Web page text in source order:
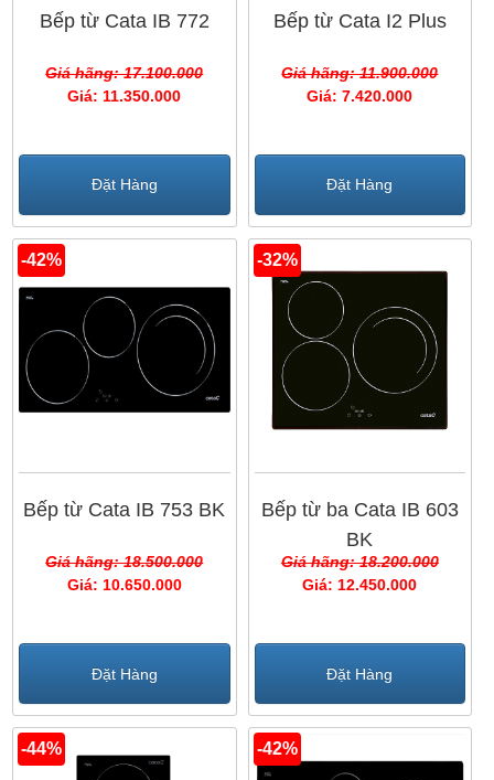
hoặc bếp đảo. Quý khách có thể tham khảo một số
Cata IB 753 BK,….
Bếp từ Cata IB 772
Giá hãng: 17.100.000
Giá: 11.350.000
Đặt Hàng
Bếp từ Cata I2 Plus
Giá hãng: 11.900.000
Giá: 7.420.000
Đặt Hàng
-42%
Bếp từ Cata IB 753 BK
Giá hãng: 18.500.000
Giá: 10.650.000
Đặt Hàng
-32%
Bếp từ ba Cata IB 603
BK
Giá hãng: 18.200.000
Giá: 12.450.000
Đặt Hàng
-44% -42%